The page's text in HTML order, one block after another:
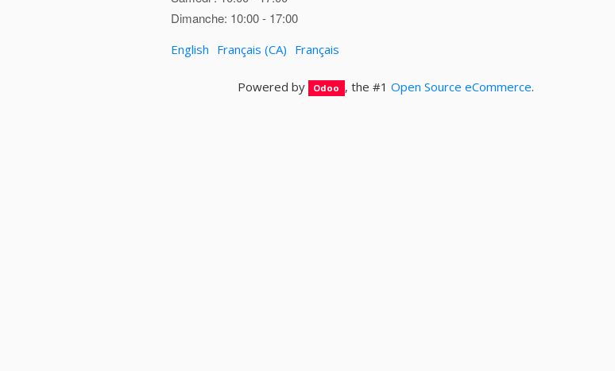
Dimanche: 10:00 - 17:00
English Français (CA) Français
Powered by Odoo , the #1 Open Source eCommerce.